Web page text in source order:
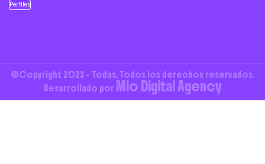
Perfiles
©Copyright 2023 - Todas. Todos los derechos reservados.
Desarrollado por Mio Digital Agency